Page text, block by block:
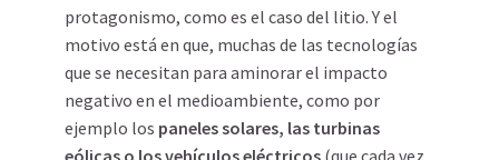
protagonismo, como es el caso del litio. Y el
motivo está en que, muchas de las tecnologías
que se necesitan para aminorar el impacto
negativo en el medioambiente, como por
ejemplo los paneles solares, las turbinas